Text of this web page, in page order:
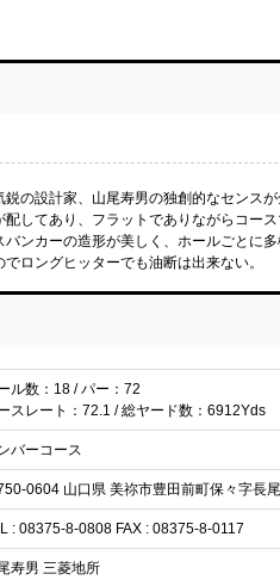
の設計家、山尾寿男の独創的なセンス
してあり、フラットでありながらコー
ンカーの造形が美しく、ホールごとに
ロングヒッターでも油断は出来ない。
ル数：18 / パー：72
スレート：72.1 / 総ヤード数：6912Yds
バーコース
0604 山口県 美祢市豊田前町保々字長
: 08375-8-0808 FAX : 08375-8-0117
寿男 三菱地所